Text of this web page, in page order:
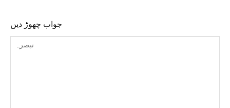
جواب چھوڑ دیں